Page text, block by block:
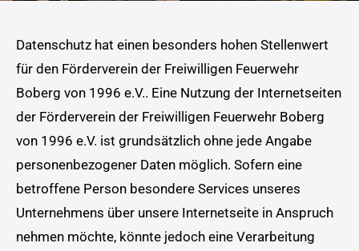
Datenschutz hat einen besonders hohen Stellenwert
für den Förderverein der Freiwilligen Feuerwehr
Boberg von 1996 e.V.. Eine Nutzung der Internetseiten
der Förderverein der Freiwilligen Feuerwehr Boberg
von 1996 e.V. ist grundsätzlich ohne jede Angabe
personenbezogener Daten möglich. Sofern eine
betroffene Person besondere Services unseres
Unternehmens über unsere Internetseite in Anspruch
nehmen möchte, könnte jedoch eine Verarbeitung